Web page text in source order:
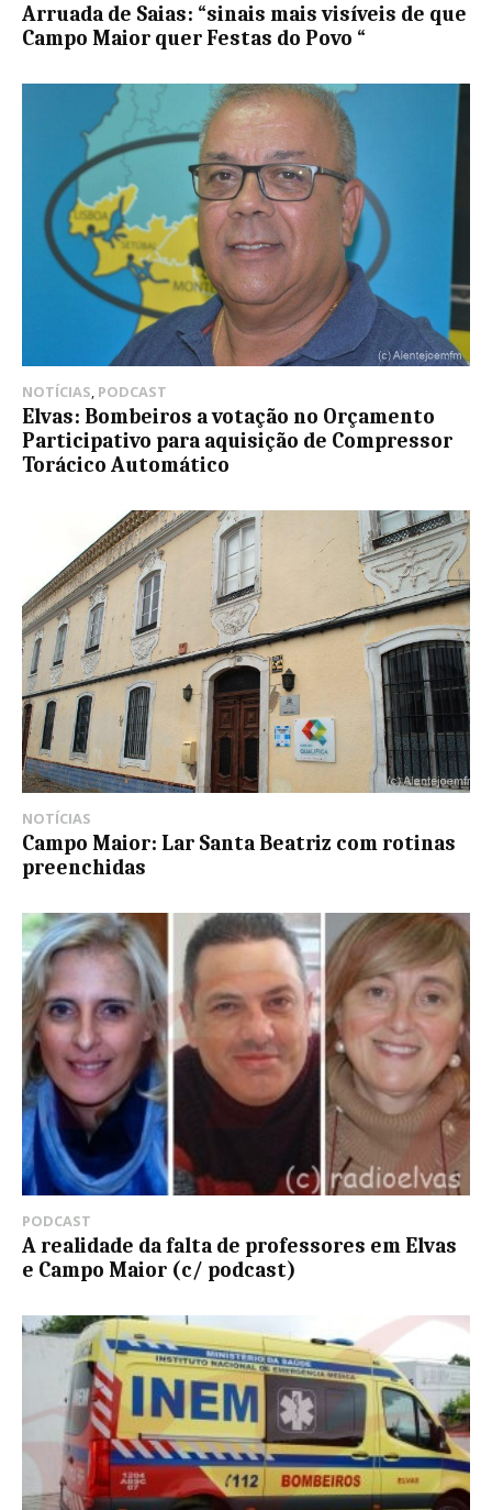
Arruada de Saias: “sinais mais visíveis de que
Campo Maior quer Festas do Povo “
NOTÍCIAS PODCAST
Elvas: Bombeiros a votação no Orçamento
Participativo para aquisição de Compressor
Torácico Automático
NOTÍCIAS
Campo Maior: Lar Santa Beatriz com rotinas
preenchidas
PODCAST
A realidade da falta de professores em Elvas
e Campo Maior (c/ podcast)